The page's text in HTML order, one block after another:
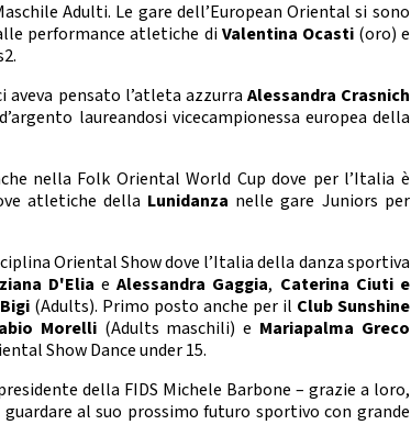
Albo Ufficiali di Gara
TESTI TECNICI
Adulti. Le gare dell’European Oriental si sono
performance atletiche diValentina Ocasti(oro) e
aveva pensato l’atleta azzurra Alessandra Crasnich
laureandosi vicecampionessa europea della
nella Folk Oriental World Cup dove per l’Italia è
atletiche della Lunidanza nelle gare Juniors per
Oriental Show dove l’Italia della danza sportiva
D'Elia eAlessandra Gaggia, Caterina Ciuti e
(Adults). Primo posto anche per il Club Sunshine
Morelli(Adults maschili) e Mariapalma Greco
Show Dance under 15.
della FIDS Michele Barbone – grazie a loro,
al suo prossimo futuro sportivo con grande